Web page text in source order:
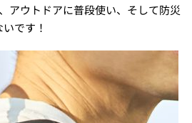
アウトドアに普段使い、そして防災
です！